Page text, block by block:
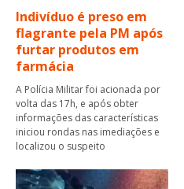
Indivíduo é preso em
flagrante pela PM após
furtar produtos em
farmácia
A Polícia Militar foi acionada por
volta das 17h, e após obter
informações das características
iniciou rondas nas imediações e
localizou o suspeito